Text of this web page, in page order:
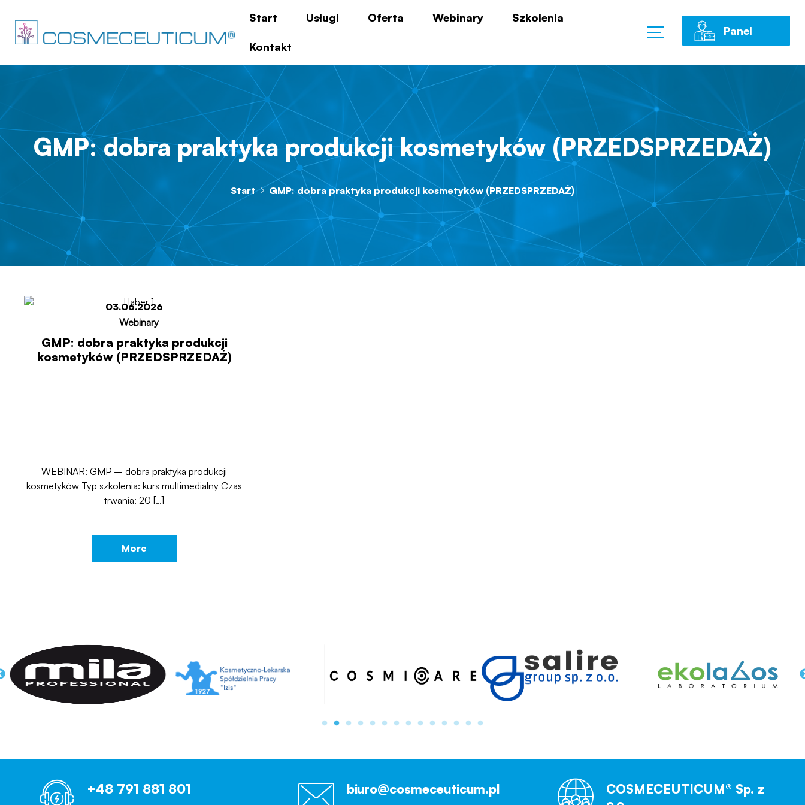
Start Usługi Oferta Webinary Szkolenia
Kontakt
Panel
GMP: dobra praktyka produkcji kosmetyków (PRZEDSPRZEDAŻ)
Start GMP: dobra praktyka produkcji kosmetyków (PRZEDSPRZEDAŻ)
03.06.2026
- Webinary
GMP: dobra praktyka produkcji
kosmetyków (PRZEDSPRZEDAŻ)
WEBINAR: GMP – dobra praktyka produkcji
kosmetyków Typ szkolenia: kurs multimedialny Czas
trwania: 20 […]
More
+48 791 881 801 biuro@cosmeceuticum.pl
COSMECEUTICUM® Sp. z